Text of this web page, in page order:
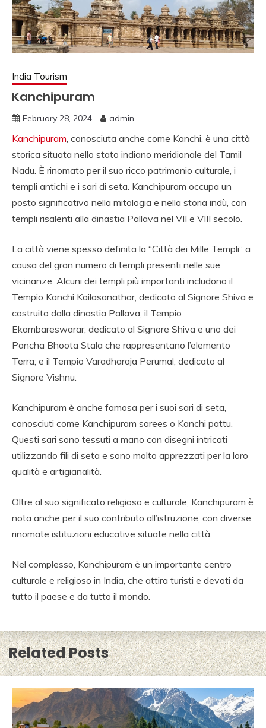
NORD INDIA,
IN SUD INDIA
VIAGGIO IN NORD,
VIAGGIO IN SUD,
NOLEGGIO DI AUTO
CON CONDUCENTE
INDIA, VIAGGI INDIA,
VIAGGIO IN INDIA
CON GUIDA, INDIA
TRAGITTI, AGENZIA
VIAGGI IN INDIA,
AGENZIA VIAGGI IN
NORD INDIA,
AGENZIA VIAGGI IN
SPECIALISTA
VIAGGIO INDIA,
NOLEGGIO
MACCHINA
RAJASTHAN,
VIAGGIO ALLE INDE,
PALACE ON WHEELS,
AGENZIA AND
VIAGGIO INDIA AND
ITALIA AND INDIA,
AGENZIA VIAGGIO
SULL INDIA, AGENZIA
SPECIALISTA
VIAGGIO INDIA,
VIAGGIO AGENZIA
INDIA, RAJASTHAN
VIAGGIO, TOUR
OPERATOR ITALIANO
IN INDIA.
India Tourism
Kanchipuram
February 28, 2024 admin
Kanchipuram, conosciuta anche come Kanchi, è una città
storica situata nello stato indiano meridionale del Tamil
Nadu. È rinomato per il suo ricco patrimonio culturale, i
templi antichi e i sari di seta. Kanchipuram occupa un
posto significativo nella mitologia e nella storia indù, con
templi risalenti alla dinastia Pallava nel VII e VIII secolo.
La città viene spesso definita la “Città dei Mille Templi” a
causa del gran numero di templi presenti nelle sue
vicinanze. Alcuni dei templi più importanti includono il
Tempio Kanchi Kailasanathar, dedicato al Signore Shiva e
costruito dalla dinastia Pallava; il Tempio
Ekambareswarar, dedicato al Signore Shiva e uno dei
Pancha Bhoota Stala che rappresentano l’elemento
Terra; e il Tempio Varadharaja Perumal, dedicato al
Signore Vishnu.
Kanchipuram è anche famosa per i suoi sari di seta,
conosciuti come Kanchipuram sarees o Kanchi pattu.
Questi sari sono tessuti a mano con disegni intricati
utilizzando fili di seta e sono molto apprezzati per la loro
qualità e artigianalità.
Oltre al suo significato religioso e culturale, Kanchipuram è
nota anche per il suo contributo all’istruzione, con diverse
rinomate istituzioni educative situate nella città.
Nel complesso, Kanchipuram è un importante centro
culturale e religioso in India, che attira turisti e devoti da
tutto il paese e da tutto il mondo.
Related Posts